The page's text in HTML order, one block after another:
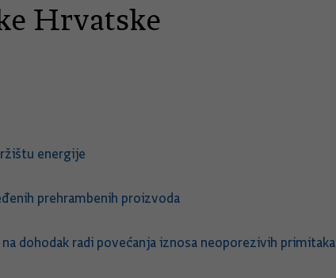
Hrvatske
energije
prehrambenih proizvoda
dohodak radi povećanja iznosa neoporezivih primitaka